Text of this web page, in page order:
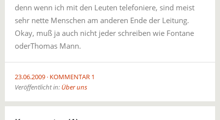
denn wenn ich mit den Leuten telefoniere, sind meist
sehr nette Menschen am anderen Ende der Leitung.
Okay, muß ja auch nicht jeder schreiben wie Fontane
oderThomas Mann.
23.06.2009 KOMMENTAR 1
Veröffentlicht in: Über uns